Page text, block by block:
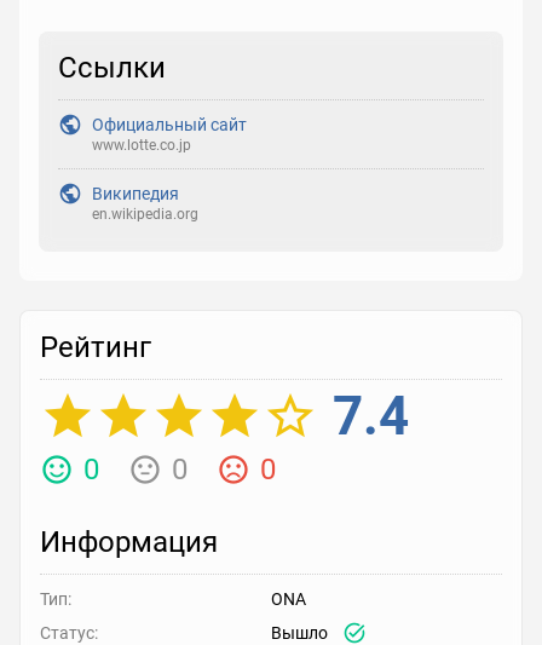
Реакция
Выберите реакцию
Ссылки
Официальный сайт
www.lotte.co.jp
Википедия
en.wikipedia.org
Рейтинг
7.4
0 0 0
Информация
Тип:
ONA
Статус:
Вышло